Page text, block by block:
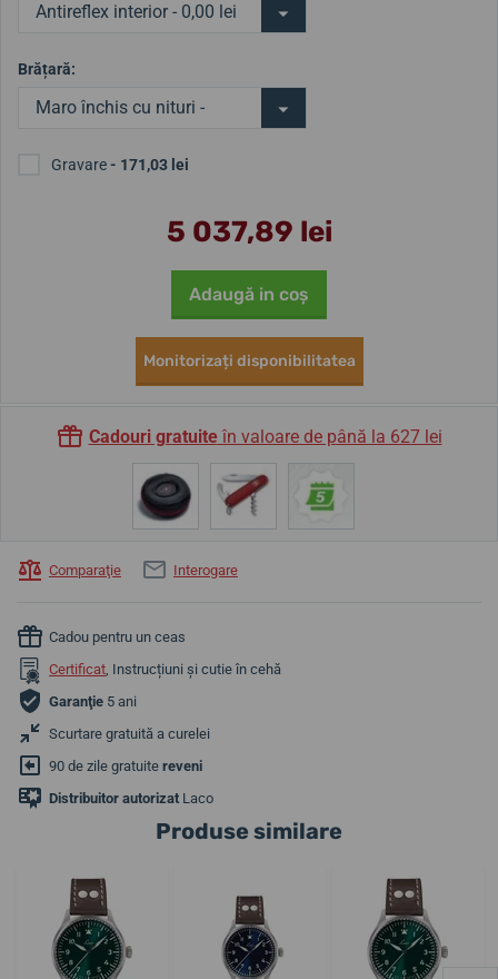
Antireflex interior - 0,00 lei
Brățară:
Maro închis cu nituri -
Gravare- 171,03 lei
5 037,89 lei
Adaugă in coş
Monitorizați disponibilitatea
Cadouri gratuiteîn valoare de până la 627 lei
Comparaţie Interogare
Cadou pentru un ceas
Certificat, Instrucțiuni și cutie în cehă
Garanţie 5 ani
Scurtare gratuită a curelei
90 de zile gratuite reveni
Distribuitor autorizat Laco
Produse similare